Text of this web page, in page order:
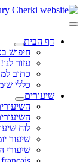
דף הבית
חיפוש
עזור לנו!
כתוב
כללי
שיעורים
לוח
שיעור
שיעורי